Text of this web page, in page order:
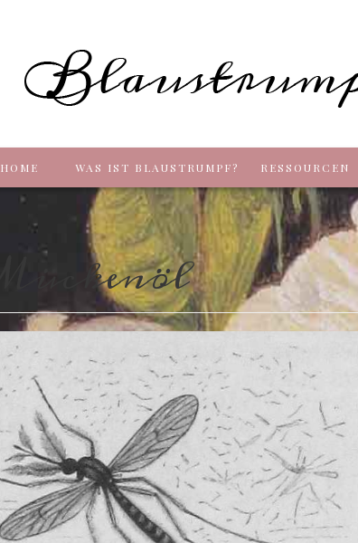
HOME WAS IST BLAUSTRUMPF? RESSOURCEN
Mückenöl